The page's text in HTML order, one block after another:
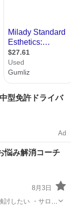
型免許ドライバ
Ad
悩み解消コーチ
8月3日